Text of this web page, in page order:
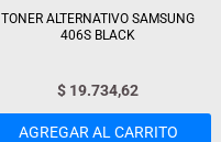
TONER ALTERNATIVO SAMSUNG
406S BLACK
$ 19.734,62
AGREGAR AL CARRITO